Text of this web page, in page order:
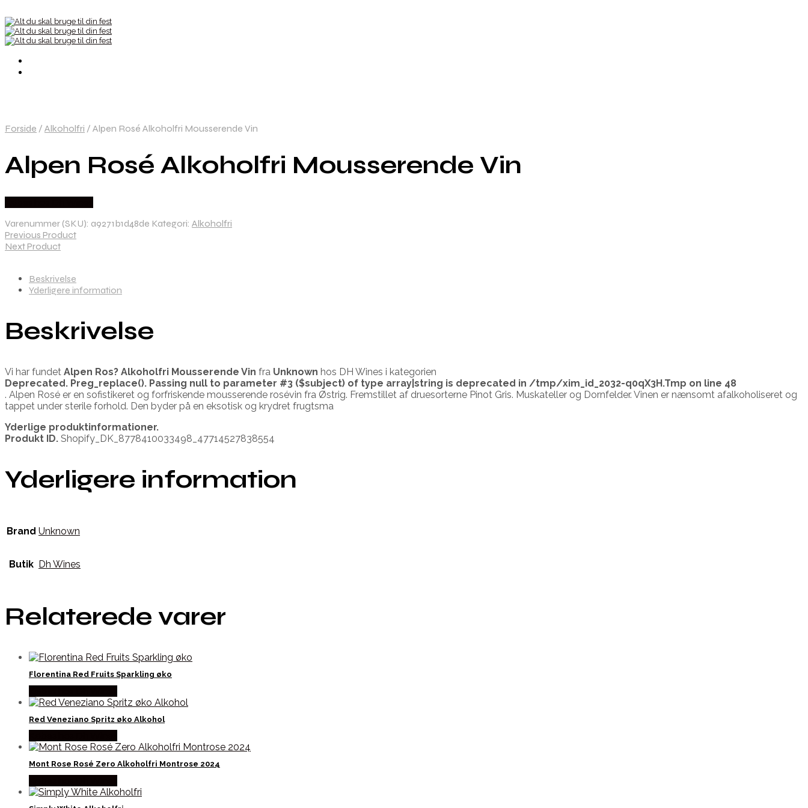
Forside / Alkoholfri / Alpen Rosé Alkoholfri Mousserende Vin
Alpen Rosé Alkoholfri Mousserende Vin
Varenummer (SKU): a9271b1d48de Kategori: Alkoholfri
Previous Product
Next Product
Beskrivelse
Yderligere information
Beskrivelse
Vi har fundet Alpen Ros? Alkoholfri Mousserende Vin fra Unknown hos DH Wines i kategorien
Deprecated. Preg_replace(). Passing null to parameter #3 ($subject) of type array|string is deprecated in /tmp/xim_id_2032-q0qX3H.Tmp on line 48
. Alpen Rosé er en sofistikeret og forfriskende mousserende rosévin fra Østrig. Fremstillet af druesorterne Pinot Gris. Muskateller og Dornfelder. Vinen er nænsomt afalkoholiseret og
tappet under sterile forhold. Den byder på en eksotisk og krydret frugtsma
Yderlige produktinformationer.
Produkt ID. Shopify_DK_8778410033498_47714527838554
Yderligere information
Brand Unknown
Butik Dh Wines
Relaterede varer
Florentina Red Fruits Sparkling øko
Red Veneziano Spritz øko Alkohol
Mont Rose Rosé Zero Alkoholfri Montrose 2024